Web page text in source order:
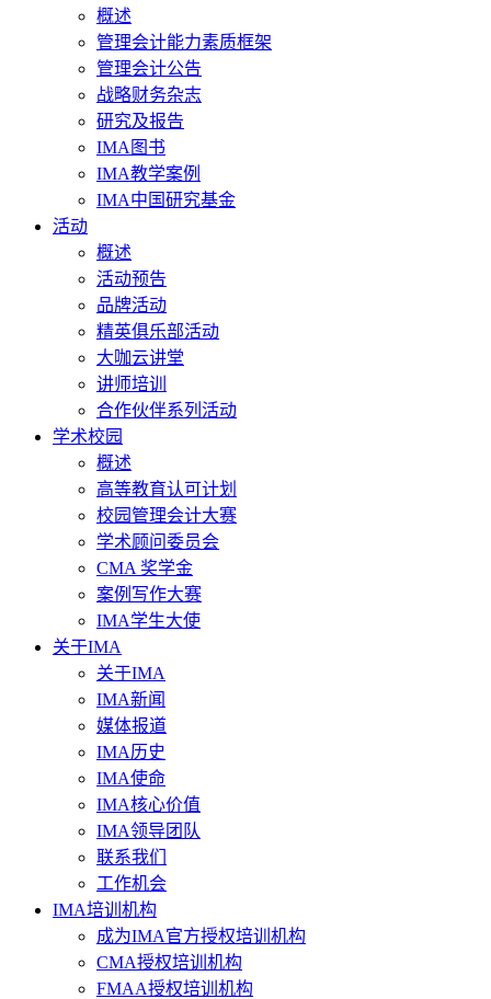
概述
管理会计能力素质框架
管理会计公告
战略财务杂志
研究及报告
IMA图书
IMA教学案例
IMA中国研究基金
活动
概述
活动预告
品牌活动
精英俱乐部活动
大咖云讲堂
讲师培训
合作伙伴系列活动
学术校园
概述
高等教育认可计划
校园管理会计大赛
学术顾问委员会
CMA 奖学金
案例写作大赛
IMA学生大使
关于IMA
关于IMA
IMA新闻
媒体报道
IMA历史
IMA使命
IMA核心价值
IMA领导团队
联系我们
工作机会
IMA培训机构
成为IMA官方授权培训机构
CMA授权培训机构
FMAA授权培训机构